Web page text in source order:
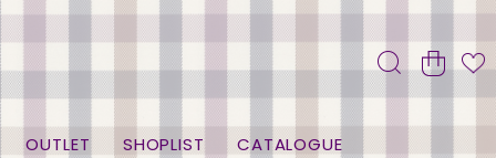
OUTLET SHOPLIST CATALOGUE